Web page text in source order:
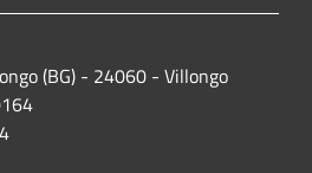
(BG) - 24060 - Villongo